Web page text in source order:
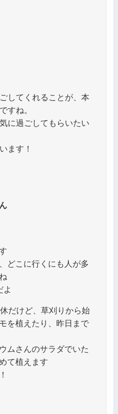
してくれることが、本
すね。
に過ごしてもらいたい
ます！
どこに行くにも人が多
よ
だけど、草刈りから始
を植えたり、昨日まで
ムさんのサラダでいた
て植えます